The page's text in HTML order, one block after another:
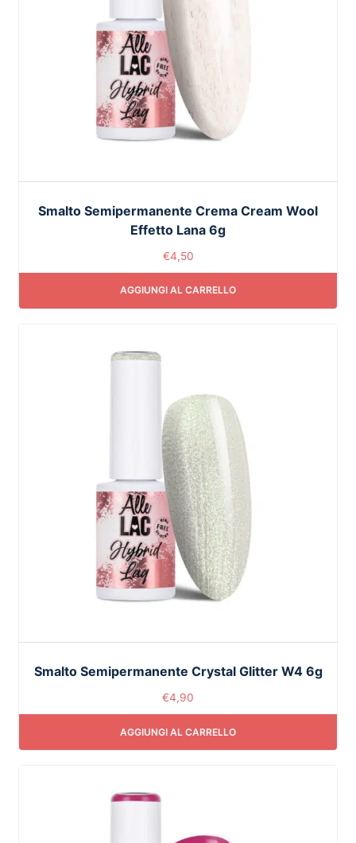
Smalto Semipermanente Crema Cream Wool
Effetto Lana 6g
€4,50
AGGIUNGI AL CARRELLO
Smalto Semipermanente Crystal Glitter W4 6g
€4,90
AGGIUNGI AL CARRELLO